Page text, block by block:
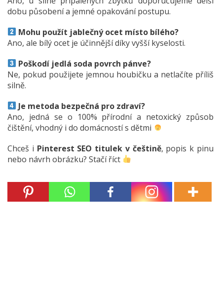
dobu působení a jemné opakování postupu.
Mohu použít jablečný ocet místo bílého?
Ano, ale bílý ocet je účinnější díky vyšší kyselosti.
Poškodí jedlá soda povrch pánve?
Ne, pokud použijete jemnou houbičku a netlačíte příliš
silně.
Je metoda bezpečná pro zdraví?
Ano, jedná se o 100% přírodní a netoxický způsob
čištění, vhodný i do domácností s dětmi
Chceš i Pinterest SEO titulek v češtině, popis k pinu
nebo návrh obrázku? Stačí říct